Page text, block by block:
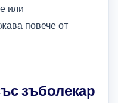
или
повече от
зъболекар